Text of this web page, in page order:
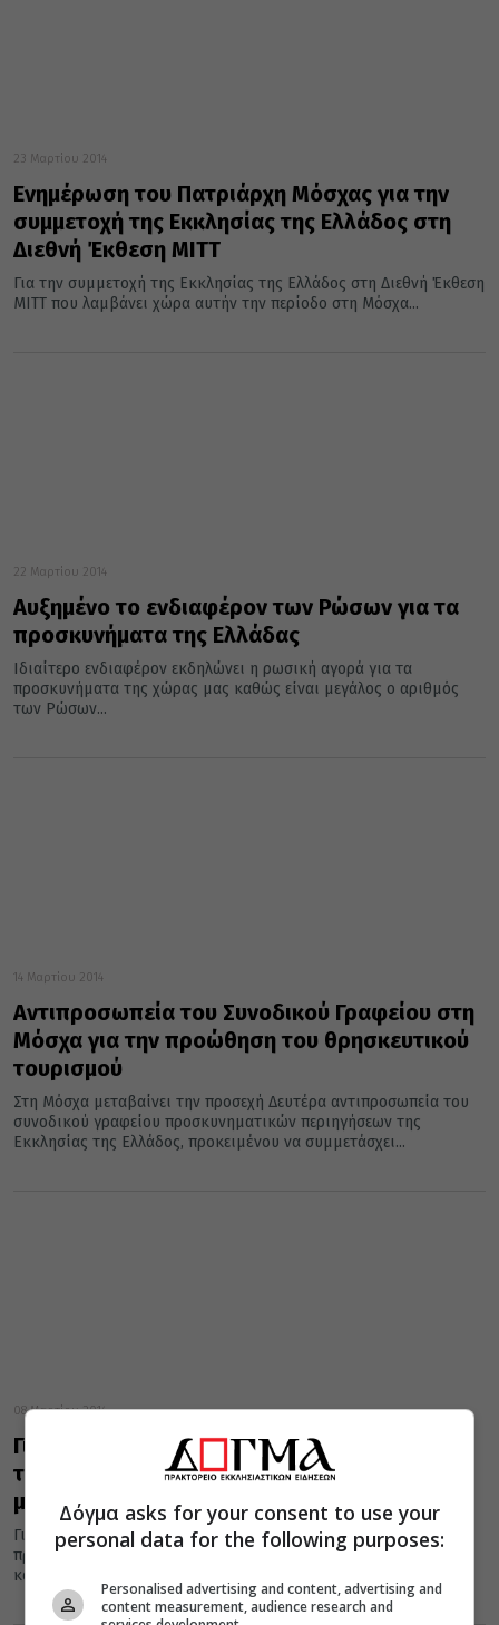
23 Μαρτίου 2014
Ενημέρωση του Πατριάρχη Μόσχας για την
συμμετοχή της Εκκλησίας της Ελλάδος στη
Διεθνή Έκθεση ΜΙΤΤ
Για την συμμετοχή της Εκκλησίας της Ελλάδος στη Διεθνή Έκθεση
ΜΙΤΤ που λαμβάνει χώρα αυτήν την περίοδο στη Μόσχα...
22 Μαρτίου 2014
Αυξημένο το ενδιαφέρον των Ρώσων για τα
προσκυνήματα της Ελλάδας
Ιδιαίτερο ενδιαφέρον εκδηλώνει η ρωσική αγορά για τα
προσκυνήματα της χώρας μας καθώς είναι μεγάλος ο αριθμός
των Ρώσων...
14 Μαρτίου 2014
Αντιπροσωπεία του Συνοδικού Γραφείου στη
Μόσχα για την προώθηση του θρησκευτικού
τουρισμού
Στη Μόσχα μεταβαίνει την προσεχή Δευτέρα αντιπροσωπεία του
συνοδικού γραφείου προσκυνηματικών περιηγήσεων της
Εκκλησίας της Ελλάδος, προκειμένου να συμμετάσχει...
08 Μαρτίου 2014
Για την προώθηση του θρησκευτικού
τουρισμού της χώρας συζήτησαν
μητροπολίτης Δωδώνης- Πάνος Λειβαδάς
Για τις τελευταίες λεπτομέρειες που αφορούν την καλύτερη
προβολή και ανάδειξη των προσκυνημάτων της χώρας μας,
καθώς και για...
Δόγμα asks for your consent to use your
personal data for the following purposes:
Personalised advertising and content, advertising and
content measurement, audience research and